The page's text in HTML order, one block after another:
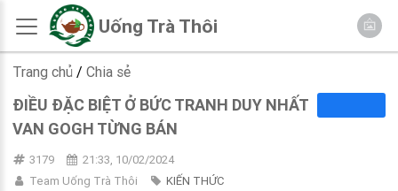
Uống Trà Thôi
Trang chủ / Chia sẻ
ĐIỀU ĐẶC BIỆT Ở BỨC TRANH DUY NHẤT
VAN GOGH TỪNG BÁN
3179
21:33, 10/02/2024
Team Uống Trà Thôi
KIẾN THỨC